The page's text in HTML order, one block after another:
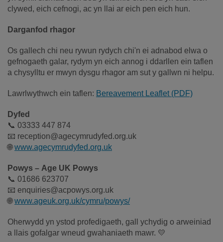
clywed, eich cefnogi, ac yn llai ar eich pen eich hun.
Darganfod rhagor
Os gallech chi neu rywun rydych chi'n ei adnabod elwa o
gefnogaeth galar, rydym yn eich annog i ddarllen ein taflen
a chysylltu er mwyn dysgu rhagor am sut y gallwn ni helpu.
Lawrlwythwch ein taflen: Bereavement Leaflet (PDF)
Dyfed
📞 03333 447 874
📧 reception@agecymrudyfed.org.uk
🌐www.agecymrudyfed.org.uk
Powys – Age UK Powys
📞 01686 623707
📧 enquiries@acpowys.org.uk
🌐www.ageuk.org.uk/cymru/powys/
Oherwydd yn ystod profedigaeth, gall ychydig o arweiniad
a llais gofalgar wneud gwahaniaeth mawr. 💛